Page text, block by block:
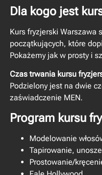
Dla kogo jest
Kurs fryzjerski Warszawa
początkujących, które
Pokażemy jak w prosty i
Czas trwania kursu
Podzielony jest na dwie
zaświadczenie MEN.
Program kursu
Modelowanie
Tapirowanie,
Prostowanie/